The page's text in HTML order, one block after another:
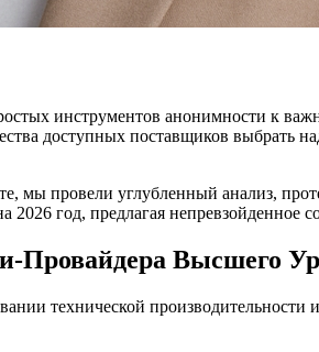
инструментов анонимности к
доступных поставщиков
мы провели углубленный анализ,
год, предлагая непревзойденное
Провайдера Высшего
технической